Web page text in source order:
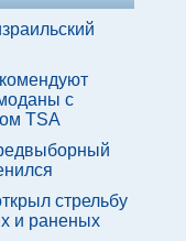
с
TSA
стрельбу
и раненых